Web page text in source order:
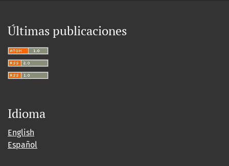
Últimas publicaciones
Idioma
English
Español